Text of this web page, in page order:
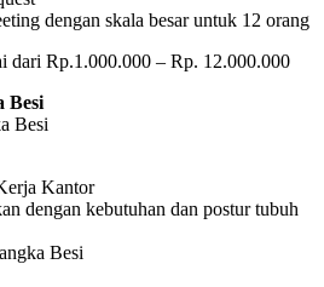
dengan skala besar untuk 12 orang
dari Rp.1.000.000 – Rp. 12.000.000
Besi
Kantor
dengan kebutuhan dan postur tubuh
Besi